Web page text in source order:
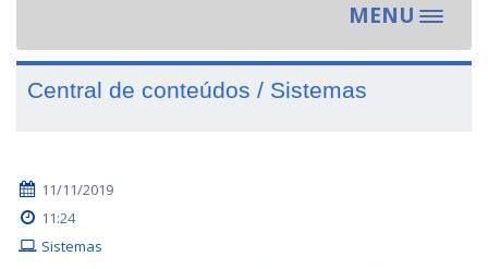
MENU
Toggle
Central de conteúdos / Sistemas
11/11/2019
11:24
Sistemas